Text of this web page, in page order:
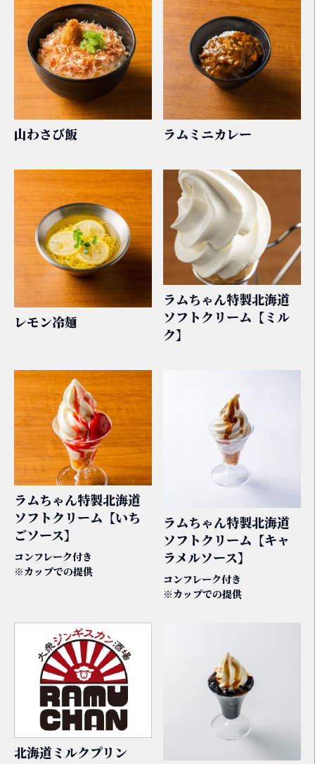
山わさび飯 ラムミニカレー
レモン冷麺
ラムちゃん特製北海道
ソフトクリーム【ミル
ク】
ラムちゃん特製北海道
ソフトクリーム【いち
ごソース】
コンフレーク付き
※カップでの提供
ラムちゃん特製北海道
ソフトクリーム【キャ
ラメルソース】
コンフレーク付き
※カップでの提供
北海道ミルクプリン